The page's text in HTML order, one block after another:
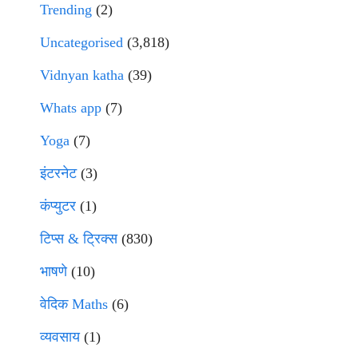
Trending (2)
Uncategorised (3,818)
Vidnyan katha (39)
Whats app (7)
Yoga (7)
इंटरनेट(3)
कंप्युटर (1)
टिप्स & ट्रिक्स(830)
भाषणे(10)
वेदिक Maths (6)
व्यवसाय(1)